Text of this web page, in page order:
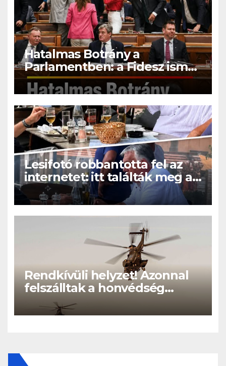
Hatalmas Botrány a
Parlamentben: a Fidesz ismét
kitett magáért!
Lesifotó robbantotta fel az
internetet: itt találták meg az
eltűnt Orbán Viktort!
Rendkívüli helyzet! Azonnal
felszálltak a honvédség
helikopterei, óriási a baj
Magyarországon! – Kiadták a